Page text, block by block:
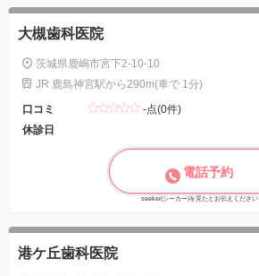
大槻歯科医院
茨城県鹿嶋市宮下2-10-10
JR 鹿島神宮駅から290m(車で 1分)
口コミ
-点(0件)
休診日
電話予約
seeker(シーカー)を見たとお伝えください
港ケ丘歯科医院